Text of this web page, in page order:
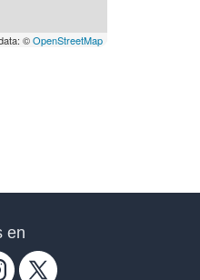
©OpenStreetMap
en